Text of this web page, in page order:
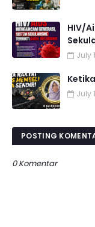
HIV/
July
July
POSTING
0 Komentar